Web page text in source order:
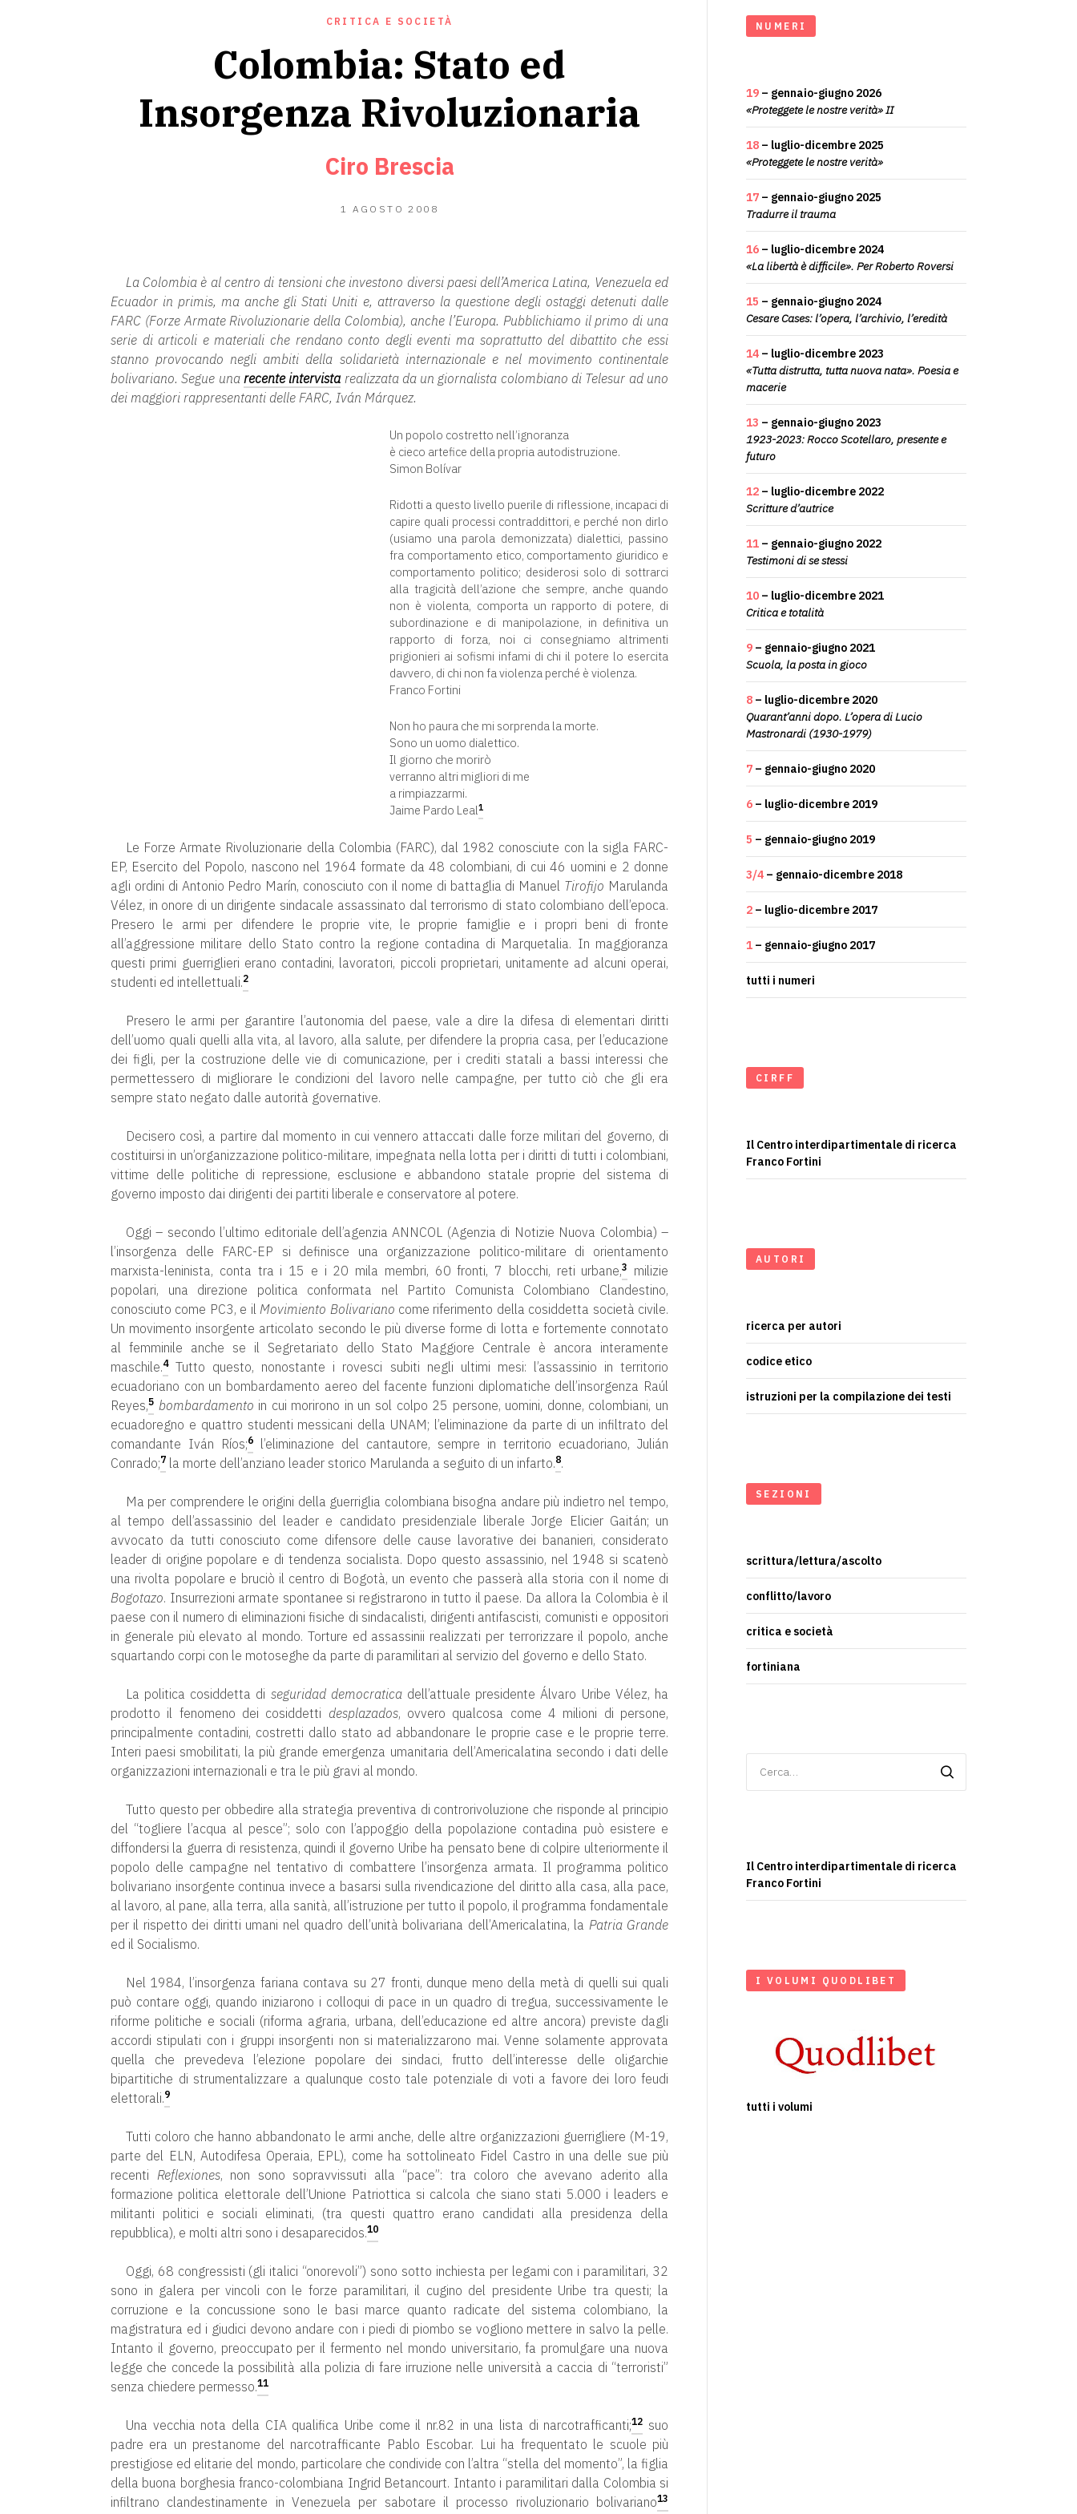
CRITICA E SOCIETÀ
Colombia: Stato ed
Insorgenza Rivoluzionaria
Ciro Brescia
1 AGOSTO 2008
La Colombia è al centro di tensioni che investono diversi paesi dell’America Latina, Venezuela ed
Ecuador in primis, ma anche gli Stati Uniti e, attraverso la questione degli ostaggi detenuti dalle
FARC (Forze Armate Rivoluzionarie della Colombia), anche l’Europa. Pubblichiamo il primo di una
serie di articoli e materiali che rendano conto degli eventi ma soprattutto del dibattito che essi
stanno provocando negli ambiti della solidarietà internazionale e nel movimento continentale
bolivariano. Segue una recente intervista realizzata da un giornalista colombiano di Telesur ad uno
dei maggiori rappresentanti delle FARC, Iván Márquez.
Un popolo costretto nell’ignoranza
è cieco artefice della propria autodistruzione.
Simon Bolívar
Ridotti a questo livello puerile di riflessione, incapaci di
capire quali processi contraddittori, e perché non dirlo
(usiamo una parola demonizzata) dialettici, passino
fra comportamento etico, comportamento giuridico e
comportamento politico; desiderosi solo di sottrarci
alla tragicità dell’azione che sempre, anche quando
non è violenta, comporta un rapporto di potere, di
subordinazione e di manipolazione, in definitiva un
rapporto di forza, noi ci consegniamo altrimenti
prigionieri ai sofismi infami di chi il potere lo esercita
davvero, di chi non fa violenza perché è violenza.
Franco Fortini
Non ho paura che mi sorprenda la morte.
Sono un uomo dialettico.
Il giorno che morirò
verranno altri migliori di me
a rimpiazzarmi.
Jaime Pardo Leal1
Le Forze Armate Rivoluzionarie della Colombia (FARC), dal 1982 conosciute con la sigla FARC-
EP, Esercito del Popolo, nascono nel 1964 formate da 48 colombiani, di cui 46 uomini e 2 donne
agli ordini di Antonio Pedro Marín, conosciuto con il nome di battaglia di Manuel Tirofijo Marulanda
Vélez, in onore di un dirigente sindacale assassinato dal terrorismo di stato colombiano dell’epoca.
Presero le armi per difendere le proprie vite, le proprie famiglie e i propri beni di fronte
all’aggressione militare dello Stato contro la regione contadina di Marquetalia. In maggioranza
questi primi guerriglieri erano contadini, lavoratori, piccoli proprietari, unitamente ad alcuni operai,
studenti ed intellettuali.2
Presero le armi per garantire l’autonomia del paese, vale a dire la difesa di elementari diritti
dell’uomo quali quelli alla vita, al lavoro, alla salute, per difendere la propria casa, per l’educazione
dei figli, per la costruzione delle vie di comunicazione, per i crediti statali a bassi interessi che
permettessero di migliorare le condizioni del lavoro nelle campagne, per tutto ciò che gli era
sempre stato negato dalle autorità governative.
Decisero così, a partire dal momento in cui vennero attaccati dalle forze militari del governo, di
costituirsi in un’organizzazione politico-militare, impegnata nella lotta per i diritti di tutti i colombiani,
vittime delle politiche di repressione, esclusione e abbandono statale proprie del sistema di
governo imposto dai dirigenti dei partiti liberale e conservatore al potere.
Oggi – secondo l’ultimo editoriale dell’agenzia ANNCOL (Agenzia di Notizie Nuova Colombia) –
l’insorgenza delle FARC-EP si definisce una organizzazione politico-militare di orientamento
marxista-leninista, conta tra i 15 e i 20 mila membri, 60 fronti, 7 blocchi, reti urbane,3
milizie
popolari, una direzione politica conformata nel Partito Comunista Colombiano Clandestino,
conosciuto come PC3, e ilMovimiento Bolivariano come riferimento della cosiddetta società civile.
Un movimento insorgente articolato secondo le più diverse forme di lotta e fortemente connotato
al femminile anche se il Segretariato dello Stato Maggiore Centrale è ancora interamente
maschile.4Tutto questo, nonostante i rovesci subiti negli ultimi mesi: l’assassinio in territorio
ecuadoriano con un bombardamento aereo del facente funzioni diplomatiche dell’insorgenza Raúl
Reyes,5 bombardamento in cui morirono in un sol colpo 25 persone, uomini, donne, colombiani, un
ecuadoregno e quattro studenti messicani della UNAM; l’eliminazione da parte di un infiltrato del
comandante Iván Ríos;6
l’eliminazione del cantautore, sempre in territorio ecuadoriano, Julián
Conrado;7 la morte dell’anziano leader storico Marulanda a seguito di un infarto.8.
Ma per comprendere le origini della guerriglia colombiana bisogna andare più indietro nel tempo,
al tempo dell’assassinio del leader e candidato presidenziale liberale Jorge Elicier Gaitán; un
avvocato da tutti conosciuto come difensore delle cause lavorative dei bananieri, considerato
leader di origine popolare e di tendenza socialista. Dopo questo assassinio, nel 1948 si scatenò
una rivolta popolare e bruciò il centro di Bogotà, un evento che passerà alla storia con il nome di
Bogotazo. Insurrezioni armate spontanee si registrarono in tutto il paese. Da allora la Colombia è il
paese con il numero di eliminazioni fisiche di sindacalisti, dirigenti antifascisti, comunisti e oppositori
in generale più elevato al mondo. Torture ed assassinii realizzati per terrorizzare il popolo, anche
squartando corpi con le motoseghe da parte di paramilitari al servizio del governo e dello Stato.
La politica cosiddetta di seguridad democraticadell’attuale presidente Álvaro Uribe Vélez, ha
prodotto il fenomeno dei cosiddetti desplazados, ovvero qualcosa come 4 milioni di persone,
principalmente contadini, costretti dallo stato ad abbandonare le proprie case e le proprie terre.
Interi paesi smobilitati, la più grande emergenza umanitaria dell’Americalatina secondo i dati delle
organizzazioni internazionali e tra le più gravi al mondo.
Tutto questo per obbedire alla strategia preventiva di controrivoluzione che risponde al principio
del “togliere l’acqua al pesce”; solo con l’appoggio della popolazione contadina può esistere e
diffondersi la guerra di resistenza, quindi il governo Uribe ha pensato bene di colpire ulteriormente il
popolo delle campagne nel tentativo di combattere l’insorgenza armata. Il programma politico
bolivariano insorgente continua invece a basarsi sulla rivendicazione del diritto alla casa, alla pace,
al lavoro, al pane, alla terra, alla sanità, all’istruzione per tutto il popolo, il programma fondamentale
per il rispetto dei diritti umani nel quadro dell’unità bolivariana dell’Americalatina, la Patria Grande
ed il Socialismo.
Nel 1984, l’insorgenza fariana contava su 27 fronti, dunque meno della metà di quelli sui quali
può contare oggi, quando iniziarono i colloqui di pace in un quadro di tregua, successivamente le
riforme politiche e sociali (riforma agraria, urbana, dell’educazione ed altre ancora) previste dagli
accordi stipulati con i gruppi insorgenti non si materializzarono mai. Venne solamente approvata
quella che prevedeva l’elezione popolare dei sindaci, frutto dell’interesse delle oligarchie
bipartitiche di strumentalizzare a qualunque costo tale potenziale di voti a favore dei loro feudi
elettorali.9
Tutti coloro che hanno abbandonato le armi anche, delle altre organizzazioni guerrigliere (M-19,
parte del ELN, Autodifesa Operaia, EPL), come ha sottolineato Fidel Castro in una delle sue più
recenti Reflexiones, non sono sopravvissuti alla “pace”: tra coloro che avevano aderito alla
formazione politica elettorale dell’Unione Patriottica si calcola che siano stati 5.000 i leaders e
militanti politici e sociali eliminati, (tra questi quattro erano candidati alla presidenza della
repubblica), e molti altri sono i desaparecidos.10
Oggi, 68 congressisti (gli italici “onorevoli”) sono sotto inchiesta per legami con i paramilitari, 32
sono in galera per vincoli con le forze paramilitari, il cugino del presidente Uribe tra questi; la
corruzione e la concussione sono le basi marce quanto radicate del sistema colombiano, la
magistratura ed i giudici devono andare con i piedi di piombo se vogliono mettere in salvo la pelle.
Intanto il governo, preoccupato per il fermento nel mondo universitario, fa promulgare una nuova
legge che concede la possibilità alla polizia di fare irruzione nelle università a caccia di “terroristi”
senza chiedere permesso.11
Una vecchia nota della CIA qualifica Uribe come il nr.82 in una lista di narcotrafficanti;12 suo
padre era un prestanome del narcotrafficante Pablo Escobar. Lui ha frequentato le scuole più
prestigiose ed elitarie del mondo, particolare che condivide con l’altra “stella del momento”, la figlia
della buona borghesia franco-colombiana Ingrid Betancourt. Intanto i paramilitari dalla Colombia si
infiltrano clandestinamente in Venezuela per sabotare il processo rivoluzionario bolivariano13
NUMERI
19 – gennaio-giugno 2026
«Proteggete le nostre verità» II
18 – luglio-dicembre 2025
«Proteggete le nostre verità»
17 – gennaio-giugno 2025
Tradurre il trauma
16 – luglio-dicembre 2024
«La libertà è difficile». Per Roberto Roversi
15 – gennaio-giugno 2024
Cesare Cases: l’opera, l’archivio, l’eredità
14 – luglio-dicembre 2023
«Tutta distrutta, tutta nuova nata». Poesia e
macerie
13 – gennaio-giugno 2023
1923-2023: Rocco Scotellaro, presente e
futuro
12 – luglio-dicembre 2022
Scritture d’autrice
11 – gennaio-giugno 2022
Testimoni di se stessi
10 – luglio-dicembre 2021
Critica e totalità
9 – gennaio-giugno 2021
Scuola, la posta in gioco
8 – luglio-dicembre 2020
Quarant’anni dopo. L’opera di Lucio
Mastronardi (1930-1979)
7 – gennaio-giugno 2020
6 – luglio-dicembre 2019
5 – gennaio-giugno 2019
3/4 – gennaio-dicembre 2018
2 – luglio-dicembre 2017
1 – gennaio-giugno 2017
tutti i numeri
CIRFF
Il Centro interdipartimentale di ricerca
Franco Fortini
AUTORI
ricerca per autori
codice etico
istruzioni per la compilazione dei testi
SEZIONI
scrittura/lettura/ascolto
conflitto/lavoro
critica e società
fortiniana
per:
Il Centro interdipartimentale di ricerca
Franco Fortini
I VOLUMI QUODLIBET
tutti i volumi